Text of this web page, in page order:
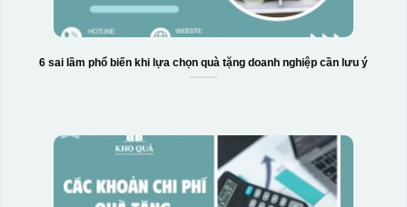
6 sai lầm phổ biến khi lựa chọn quà tặng doanh nghiệp cần lưu ý